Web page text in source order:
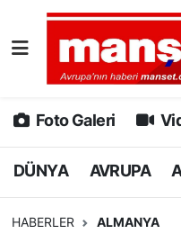
Foto Galeri
DÜNYA AVRUPA
HABERLER ALMANYA
DÜNYA
AVRUPA
ALMANYA
Nöbetçi
Hava Durumu
Namaz Vakitleri